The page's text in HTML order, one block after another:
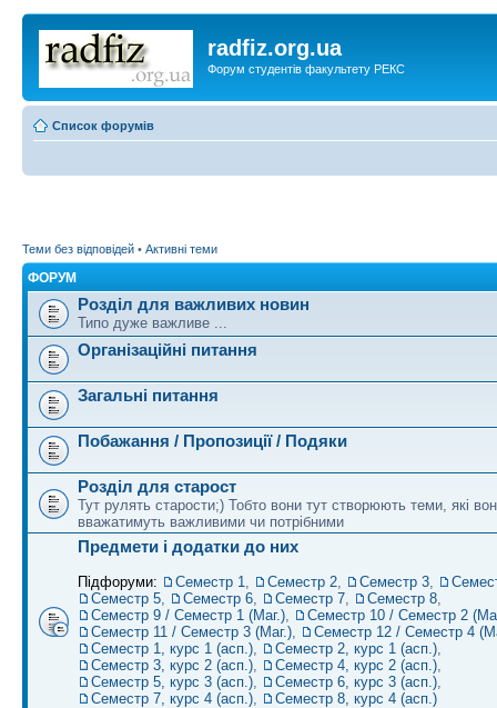
radfiz.org.ua
Форум студентів факультету РЕКС
Список форумів
Теми без відповідей • Активні теми
ФОРУМ
Розділ для важливих новин
Типо дуже важливе ...
Організаційні питання
Загальні питання
Побажання / Пропозиції / Подяки
Розділ для старост
Тут рулять старости;) Тобто вони тут створюють теми, які
вважатимуть важливими чи потрібними
Предмети і додатки до них
Підфоруми: Семестр 1, Семестр 2, Семестр 3,
Семестр 5, Семестр 6, Семестр 7, Семестр 8,
Семестр 9 / Семестр 1 (Маг.),
Семестр 10 / Семестр 2
Семестр 11 / Семестр 3 (Маг.),
Семестр 12 / Семестр 4
Семестр 1, курс 1 (асп.), Семестр 2, курс 1 (асп.),
Семестр 3, курс 2 (асп.), Семестр 4, курс 2 (асп.),
Семестр 5, курс 3 (асп.), Семестр 6, курс 3 (асп.),
Семестр 7, курс 4 (асп.), Семестр 8, курс 4 (асп.)